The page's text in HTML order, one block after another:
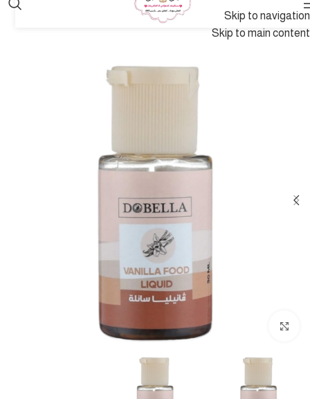
Skip to navigation
Skip to main content